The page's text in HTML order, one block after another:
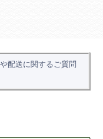
配送に関するご質問